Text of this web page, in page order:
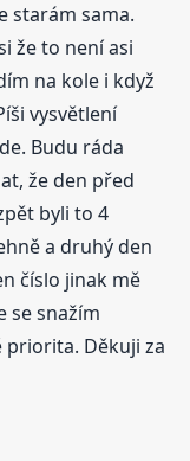
starám sama.
že to není asi
na kole i když
vysvětlení
Budu ráda
že den před
byli to 4
a druhý den
číslo jinak mě
se snažím
priorita. Děkuji za